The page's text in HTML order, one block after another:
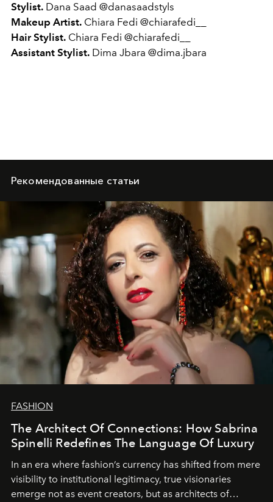
Stylist. Dana Saad @danasaadstyls
Makeup Artist. Chiara Fedi @chiarafedi__
Hair Stylist. Chiara Fedi @chiarafedi__
Assistant Stylist. Dima Jbara @dima.jbara
Рекомендованные статьи
FASHION
The Architect Of Connections: How Sabrina
Spinelli Redefines The Language Of Luxury
In an era where fashion’s currency has shifted from mere
visibility to institutional legitimacy, true visionaries
emerge not as event creators, but as architects of